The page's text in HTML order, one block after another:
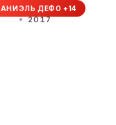
ДЕФО +14
2017